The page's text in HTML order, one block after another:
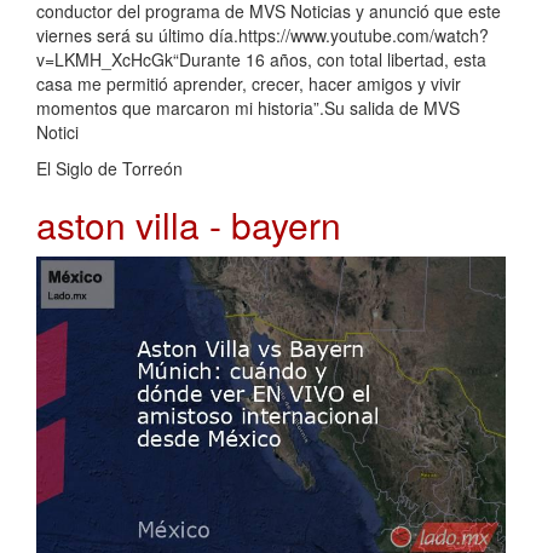
conductor del programa de MVS Noticias y anunció que este
viernes será su último día.https://www.youtube.com/watch?
v=LKMH_XcHcGk“Durante 16 años, con total libertad, esta
casa me permitió aprender, crecer, hacer amigos y vivir
momentos que marcaron mi historia”.Su salida de MVS
Notici
El Siglo de Torreón
aston villa - bayern